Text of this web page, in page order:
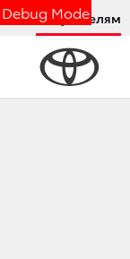
Debug Mode
Покупателям